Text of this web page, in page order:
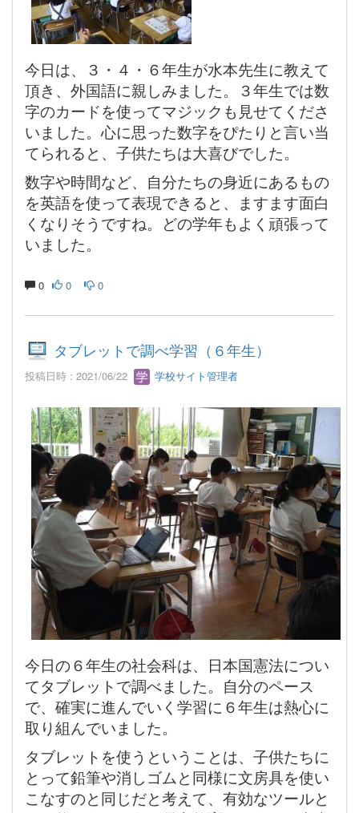
今日は、３・４・６年生が水本先生に教えて
頂き、外国語に親しみました。３年生では数
字のカードを使ってマジックも見せてくださ
いました。心に思った数字をぴたりと言い当
てられると、子供たちは大喜びでした。
数字や時間など、自分たちの身近にあるもの
を英語を使って表現できると、ますます面白
くなりそうですね。どの学年もよく頑張って
いました。
0 0 0
タブレットで調べ学習（６年生）
投稿日時 : 2021/06/22 学校サイト管理者
今日の６年生の社会科は、日本国憲法につい
てタブレットで調べました。自分のペース
で、確実に進んでいく学習に６年生は熱心に
取り組んでいました。
タブレットを使うということは、子供たちに
とって鉛筆や消しゴムと同様に文房具を使い
こなすのと同じだと考えて、有効なツールと